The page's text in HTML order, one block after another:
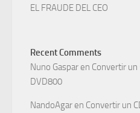
EL FRAUDE DEL CEO
Recent Comments
Nuno Gaspar en Convertir un
DVD800
NandoAgar en Convertir un